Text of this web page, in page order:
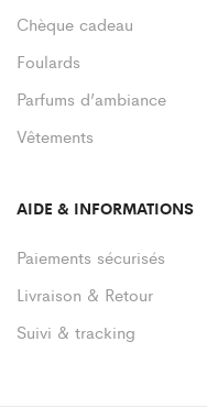
Chèque cadeau
Foulards
Parfums d’ambiance
Vêtements
AIDE & INFORMATIONS
Paiements sécurisés
Livraison & Retour
Suivi & tracking